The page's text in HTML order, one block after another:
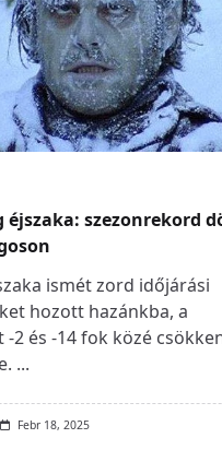
éjszaka: szezonrekord
ismét zord időjárási
hozott hazánkba, a
-2 és -14 fok közé
...
Febr 18, 2025